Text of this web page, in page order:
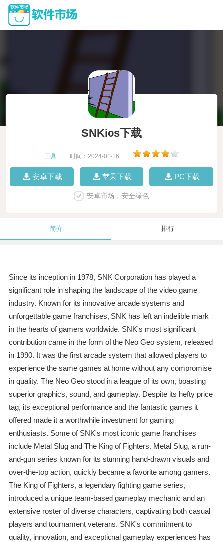
SNKios下载
工具 时间：2024-01-16
安卓下载 苹果下载 PC下载
安卓市场，安全绿色
简介 排行
Since its inception in 1978, SNK Corporation has played a
significant role in shaping the landscape of the video game
industry. Known for its innovative arcade systems and
unforgettable game franchises, SNK has left an indelible mark
in the hearts of gamers worldwide. SNK's most significant
contribution came in the form of the Neo Geo system, released
in 1990. It was the first arcade system that allowed players to
experience the same games at home without any compromise
in quality. The Neo Geo stood in a league of its own, boasting
superior graphics, sound, and gameplay. Despite its hefty price
tag, its exceptional performance and the fantastic games it
offered made it a worthwhile investment for gaming
enthusiasts. Some of SNK's most iconic game franchises
include Metal Slug and The King of Fighters. Metal Slug, a run-
and-gun series known for its stunning hand-drawn visuals and
over-the-top action, quickly became a favorite among gamers.
The King of Fighters, a legendary fighting game series,
introduced a unique team-based gameplay mechanic and an
extensive roster of diverse characters, captivating both casual
players and tournament veterans. SNK's commitment to
quality, innovation, and exceptional gameplay experiences has